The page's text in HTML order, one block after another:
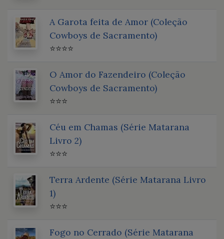
A Garota feita de Amor (Coleção
Cowboys de Sacramento)
⭐⭐⭐⭐
O Amor do Fazendeiro (Coleção
Cowboys de Sacramento)
⭐⭐⭐
Céu em Chamas (Série Matarana
Livro 2)
⭐⭐⭐
Terra Ardente (Série Matarana Livro
1)
⭐⭐⭐
Fogo no Cerrado (Série Matarana